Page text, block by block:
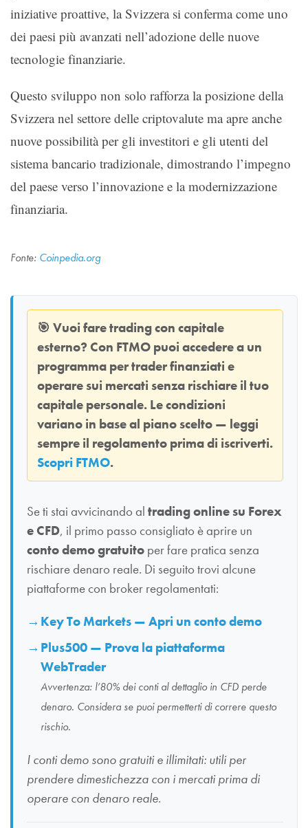
iniziative proattive, la Svizzera si conferma come uno
dei paesi più avanzati nell’adozione delle nuove
tecnologie finanziarie.
Questo sviluppo non solo rafforza la posizione della
Svizzera nel settore delle criptovalute ma apre anche
nuove possibilità per gli investitori e gli utenti del
sistema bancario tradizionale, dimostrando l’impegno
del paese verso l’innovazione e la modernizzazione
finanziaria.
Fonte: Coinpedia.org
🎯 Vuoi fare trading con capitale
esterno? Con FTMO puoi accedere a un
programma per trader finanziati e
operare sui mercati senza rischiare il tuo
capitale personale. Le condizioni
variano in base al piano scelto — leggi
sempre il regolamento prima di iscriverti.
Scopri FTMO.
Se ti stai avvicinando al trading online su Forex
e CFD, il primo passo consigliato è aprire un
conto demo gratuito per fare pratica senza
rischiare denaro reale. Di seguito trovi alcune
piattaforme con broker regolamentati:
Key To Markets — Apri un conto demo
Plus500 — Prova la piattaforma
WebTrader
Avvertenza: l’80% dei conti al dettaglio in CFD perde
denaro. Considera se puoi permetterti di correre questo
rischio.
I conti demo sono gratuiti e illimitati: utili per
prendere dimestichezza con i mercati prima di
operare con denaro reale.